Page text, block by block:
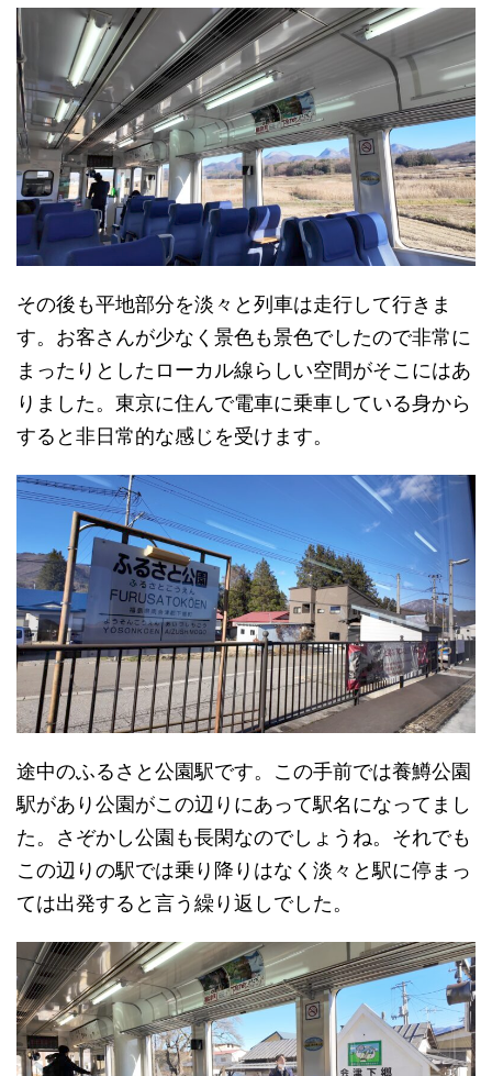
その後も平地部分を淡々と列車は走行して行きま
す。お客さんが少なく景色も景色でしたので非常に
まったりとしたローカル線らしい空間がそこにはあ
りました。東京に住んで電車に乗車している身から
すると非日常的な感じを受けます。
途中のふるさと公園駅です。この手前では養鱒公園
駅があり公園がこの辺りにあって駅名になってまし
た。さぞかし公園も長閑なのでしょうね。それでも
この辺りの駅では乗り降りはなく淡々と駅に停まっ
ては出発すると言う繰り返しでした。